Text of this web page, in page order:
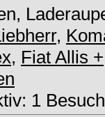
,
, Fiat Allis +
1